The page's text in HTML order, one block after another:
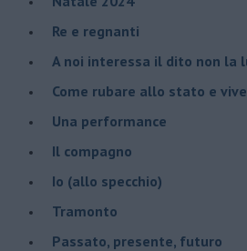
Re e regnanti
A noi interessa il dito non la
Come rubare allo stato e
Una performance
Il compagno
​Io (allo specchio)
Tramonto
Passato, presente, futuro